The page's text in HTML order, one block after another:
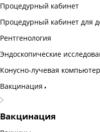
Процедурный кабинет
Процедурный кабинет для
Рентгенология
Эндоскопические
Конусно-лучевая
Вакцинация
Вакцинация